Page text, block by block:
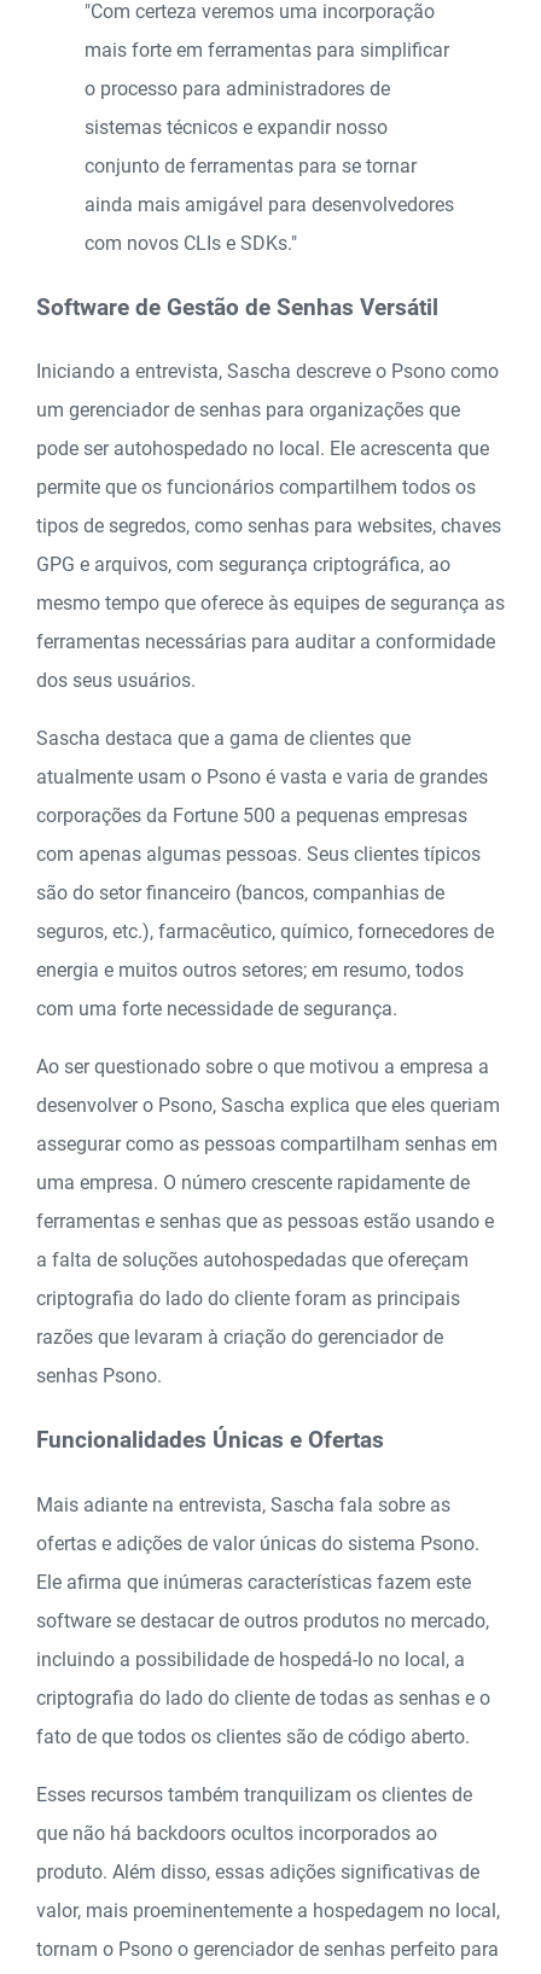
"Com certeza veremos uma incorporação
mais forte em ferramentas para simplificar
o processo para administradores de
sistemas técnicos e expandir nosso
conjunto de ferramentas para se tornar
ainda mais amigável para desenvolvedores
com novos CLIs e SDKs."
Software de Gestão de Senhas Versátil
Iniciando a entrevista, Sascha descreve o Psono como
um gerenciador de senhas para organizações que
pode ser autohospedado no local. Ele acrescenta que
permite que os funcionários compartilhem todos os
tipos de segredos, como senhas para websites, chaves
GPG e arquivos, com segurança criptográfica, ao
mesmo tempo que oferece às equipes de segurança as
ferramentas necessárias para auditar a conformidade
dos seus usuários.
Sascha destaca que a gama de clientes que
atualmente usam o Psono é vasta e varia de grandes
corporações da Fortune 500 a pequenas empresas
com apenas algumas pessoas. Seus clientes típicos
são do setor financeiro (bancos, companhias de
seguros, etc.), farmacêutico, químico, fornecedores de
energia e muitos outros setores; em resumo, todos
com uma forte necessidade de segurança.
Ao ser questionado sobre o que motivou a empresa a
desenvolver o Psono, Sascha explica que eles queriam
assegurar como as pessoas compartilham senhas em
uma empresa. O número crescente rapidamente de
ferramentas e senhas que as pessoas estão usando e
a falta de soluções autohospedadas que ofereçam
criptografia do lado do cliente foram as principais
razões que levaram à criação do gerenciador de
senhas Psono.
Funcionalidades Únicas e Ofertas
Mais adiante na entrevista, Sascha fala sobre as
ofertas e adições de valor únicas do sistema Psono.
Ele afirma que inúmeras características fazem este
software se destacar de outros produtos no mercado,
incluindo a possibilidade de hospedá-lo no local, a
criptografia do lado do cliente de todas as senhas e o
fato de que todos os clientes são de código aberto.
Esses recursos também tranquilizam os clientes de
que não há backdoors ocultos incorporados ao
produto. Além disso, essas adições significativas de
valor, mais proeminentemente a hospedagem no local,
tornam o Psono o gerenciador de senhas perfeito para